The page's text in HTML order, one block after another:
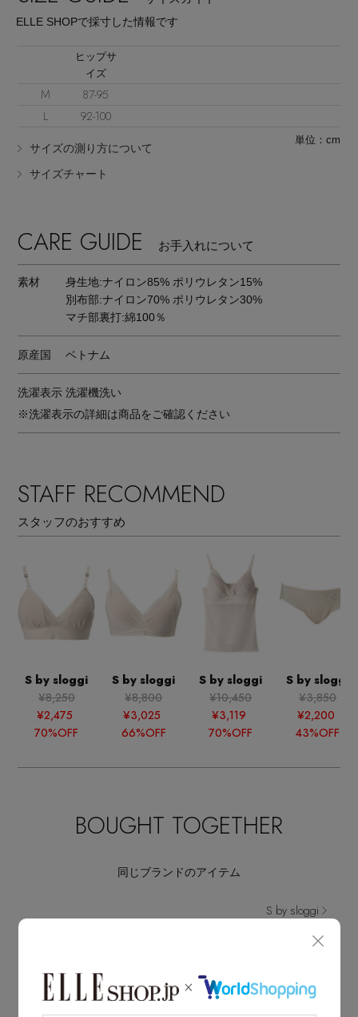
Stay in the Loop
ELLE SHOPで採寸した情報です
ヒップサ
イズ
M
87-95
L
92-100
サイズの測り方について
サイズチャート
単位：cm
CARE GUIDE お手入れについて
素材
身生地:ナイロン85% ポリウレタン15%
別布部:ナイロン70% ポリウレタン30%
マチ部裏打:綿100％
原産国 ベトナム
洗濯表示 洗濯機洗い
※洗濯表示の詳細は商品をご確認ください
STAFF RECOMMEND
スタッフのおすすめ
S by sloggi
¥8,250
¥2,475
70%OFF
S by sloggi
¥8,800
¥3,025
66%OFF
S by sloggi
¥10,450
¥3,119
70%OFF
S by sloggi
¥3,850
¥2,200
43%OFF
BOUGHT TOGETHER
同じブランドのアイテム
S by sloggi